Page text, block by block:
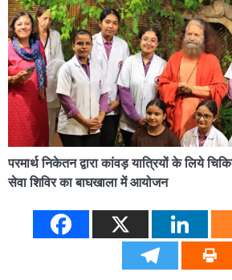
परमार्थ निकेतन द्वारा कांवड़ यात्रियों के लिये
सेवा शिविर का बाघखाला में आयोजन